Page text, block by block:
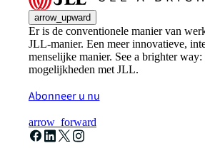
arrow_upward
Er is de conventionele manier van
JLL-manier. Een meer innovatieve,
menselijke manier. See a brighter
mogelijkheden met JLL.
Abonneer u nu
arrow_forward